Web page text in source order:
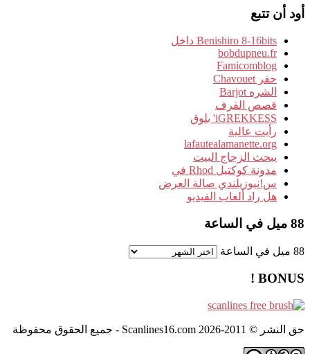
أود أن تتبع
Benishiro 8-16bits داخل
bobdupneu.fr
Famicomblog
حفر Chavouet
الشره Barjot
قصص القرف
iGREKKESS' بلوق
رأيت عالية
lafautealamanette.org
يبحث الزجاج البيت
مدونة كوكتيل Rhod في
س!نيوزيلندي صالة العرض
هل راد ألعاب الفيديو
88 ميل في الساعة
88 ميل في الساعة
BONUS !
حق النشر © 2011-2026 Scanlines16.com - جميع الحقوق محفوظة